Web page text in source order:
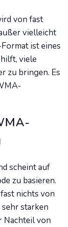
von fast
vielleicht
ist eines
viele
zu bringen. Es
scheint auf
zu basieren.
nichts von
starken
Nachteil von